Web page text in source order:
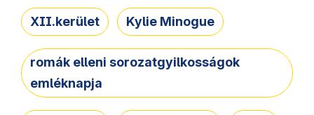
XII.kerület Kylie Minogue
romák elleni sorozatgyilkosságok
emléknapja